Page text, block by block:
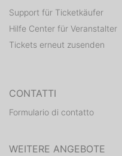
Support für Ticketkäufer
Hilfe Center für Veranstalter
Tickets erneut zusenden
CONTATTI
Formulario di contatto
WEITERE ANGEBOTE